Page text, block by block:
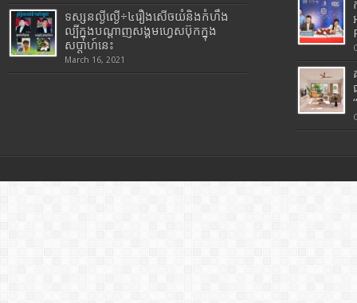
ទស្សនល្ងីល្ងើ÷៤រឿងសើចយំនិងកំហឹង
ល្បីក្នុងបណ្តាញសង្គមហ្វេសប៊ុកក្នុង
សប្តាហ៍នេះ
March 16, 2021